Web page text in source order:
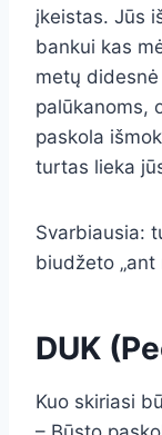
įkeistas. Jūs
bankui kas
metų
palūkanoms,
paskola
turtas lieka
Svarbiausia:
biudžeto „ant
DUK
Kuo skiriasi